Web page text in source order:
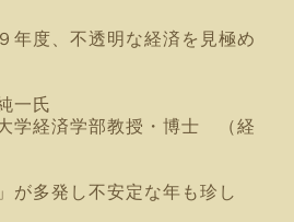
度、不透明な経済を見極め
一氏
部教授・博士 （経
が多発し不安定な年も珍し